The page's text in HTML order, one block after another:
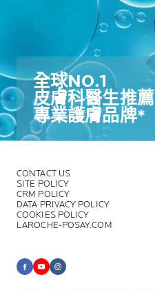
全球NO.1​
皮膚科醫生推薦​
專業護膚品牌*​
CONTACT US
SITE POLICY
CRM POLICY
DATA PRIVACY POLICY
COOKIES POLICY
LAROCHE-POSAY.COM